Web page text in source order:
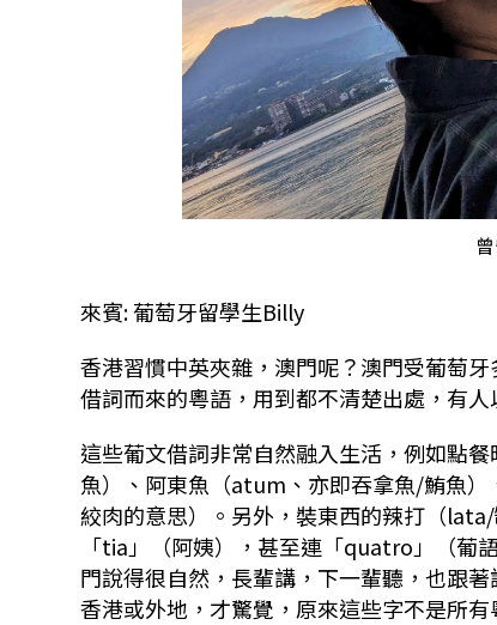
來賓: 葡萄牙留學生Billy
香港習慣中英夾雜，澳門呢？澳門受葡萄
借詞而來的粵語，用到都不清楚出處，有
這些葡文借詞非常自然融入生活，例如點
魚）、阿東魚（atum、亦即吞拿魚/鮪魚
絞肉的意思）。另外，裝東西的辣打（
「tia」（阿姨），甚至連「quatro」（葡
門說得很自然，長輩講，下一輩聽，也跟
香港或外地，才驚覺，原來這些字不是所有